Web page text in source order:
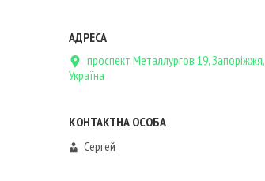
проспект Металлургов 19, Запоріжжя,
Україна
Сергей